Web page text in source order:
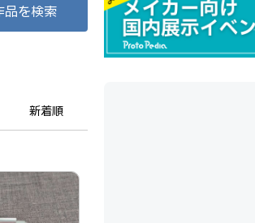
品を検索
新着順